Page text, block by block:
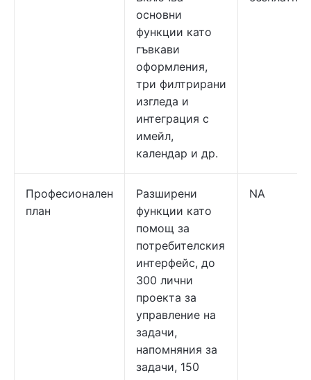
основни
функции като
гъвкави
оформления,
три филтрирани
изгледа и
интеграция с
имейл,
календар и др.
Професионален
план
Разширени
функции като
помощ за
потребителския
интерфейс, до
300 лични
проекта за
управление на
задачи,
напомняния за
задачи, 150
NA